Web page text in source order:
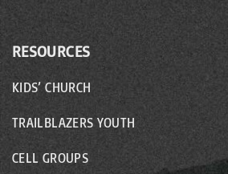
RESOURCES
KIDS’ CHURCH
TRAILBLAZERS YOUTH
CELL GROUPS